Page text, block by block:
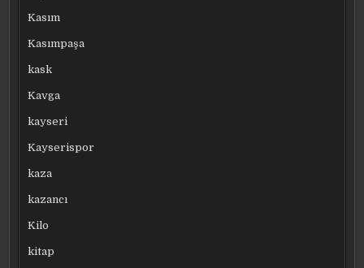
Kasım
Kasımpaşa
kask
Kavga
kayseri
Kayserispor
kaza
kazancı
Kilo
kitap